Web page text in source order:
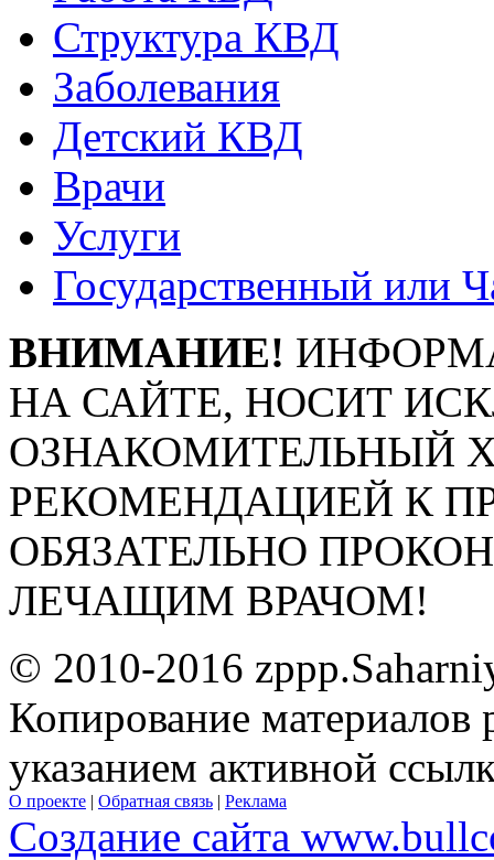
Структура КВД
Заболевания
Детский КВД
Врачи
Услуги
Государственный или
ВНИМАНИЕ!
НА САЙТЕ, НОСИТ
ОЗНАКОМИТЕЛЬНЫЙ
РЕКОМЕНДАЦИЕЙ К
ОБЯЗАТЕЛЬНО
ЛЕЧАЩИМ ВРАЧОМ!
© 2010-2016
Копирование материалов
указанием активной
О проекте | Обратная связь | Реклама
Создание сайта